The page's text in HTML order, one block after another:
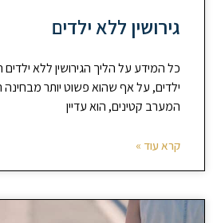
גירושין ללא ילדים
כל המידע על הליך הגירושין ללא ילדים
ילדים, על אף שהוא פשוט יותר
המערב קטינים, הוא עדיין
קרא עוד »